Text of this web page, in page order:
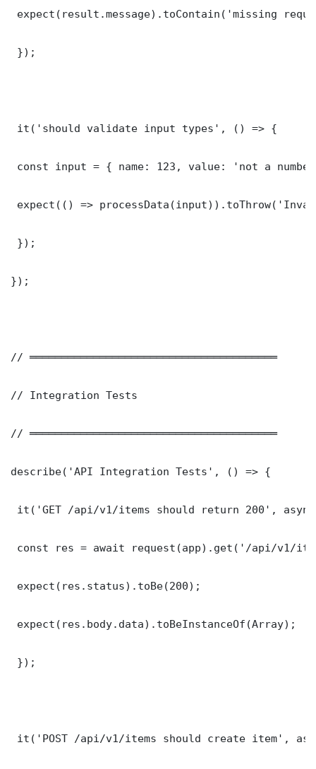
expect(result.message).toContain('missing
});
it('should validate input types', () => {
const input = { name: 123, value: 'not a
expect(() =>
});
});
// ═══════════════════════════════════════
// Integration Tests
// ═══════════════════════════════════════
describe('API Integration Tests', () => {
it('GET /api/v1/items should return 200',
const res = await request(app).get('/api/v1/
expect(res.status).toBe(200);
expect(res.body.data).toBeInstanceOf(Array);
});
it('POST /api/v1/items should create item',